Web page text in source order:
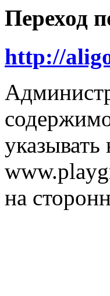
Переход
http://
на